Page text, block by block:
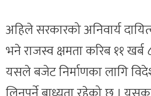
अहिले सरकारको अनिवार्य
भने राजस्व क्षमता करिब ११ खर्ब
यसले बजेट निर्माणका लागि